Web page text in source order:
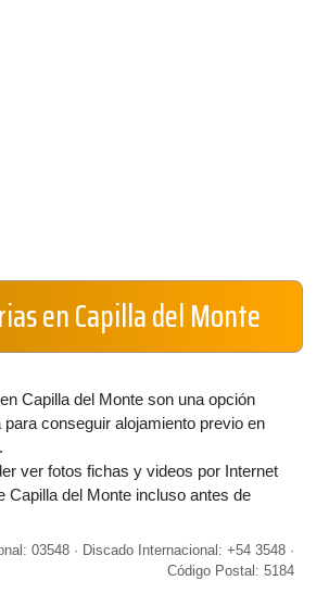
en Capilla del Monte
Capilla del Monte son una opción
conseguir alojamiento previo en
ver fotos fichas y videos por Internet
Capilla del Monte incluso antes de
03548 · Discado Internacional: +54 3548 ·
Código Postal: 5184